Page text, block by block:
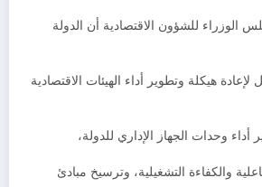
للشؤون الاقتصادية أن الدولة
هيكلة وتطوير أداء الهيئات الاقتصادية
أداء وحدات الجهاز الإداري للدولة،
والكفاءة التشغيلية، وترسيخ مبادئ